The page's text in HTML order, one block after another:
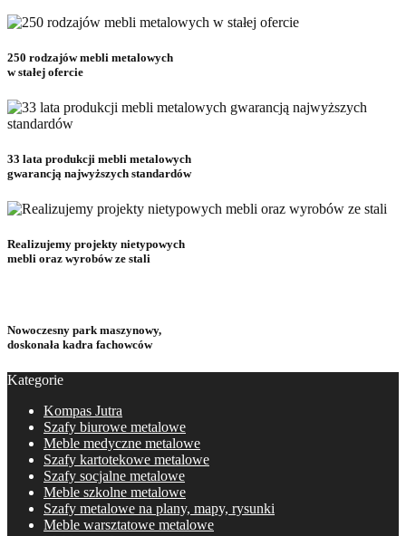
250 rodzajów mebli metalowych
w stałej ofercie
33 lata produkcji mebli metalowych
gwarancją najwyższych standardów
Realizujemy projekty nietypowych
mebli oraz wyrobów ze stali
Nowoczesny park maszynowy,
doskonała kadra fachowców
Kategorie
Kompas Jutra
Szafy biurowe metalowe
Meble medyczne metalowe
Szafy kartotekowe metalowe
Szafy socjalne metalowe
Meble szkolne metalowe
Szafy metalowe na plany, mapy, rysunki
Meble warsztatowe metalowe